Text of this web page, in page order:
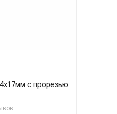
с прорезью